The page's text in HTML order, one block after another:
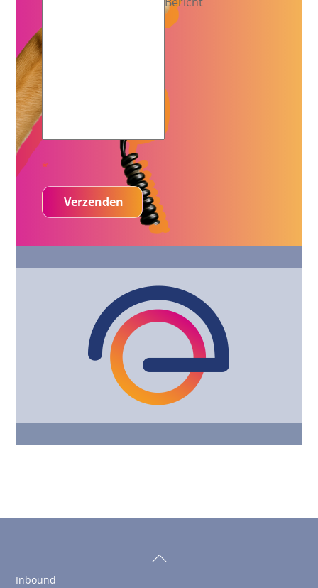
*
Verzenden
Back
Inbound